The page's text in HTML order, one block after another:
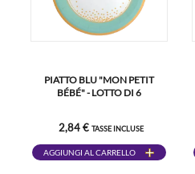
PIATTO BLU "MON PETIT
BÉBÉ" - LOTTO DI 6
2,84 € TASSE INCLUSE
AGGIUNGI AL CARRELLO